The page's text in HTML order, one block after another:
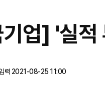
업] '실적
력 2021-08-25 11:00